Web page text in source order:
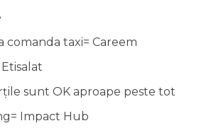
comanda taxi= Careem
sunt OK aproape peste tot
Impact Hub